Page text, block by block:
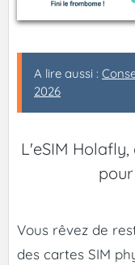
A lire aussi :
2026
L'eSIM
Vous rêvez de
des cartes SIM